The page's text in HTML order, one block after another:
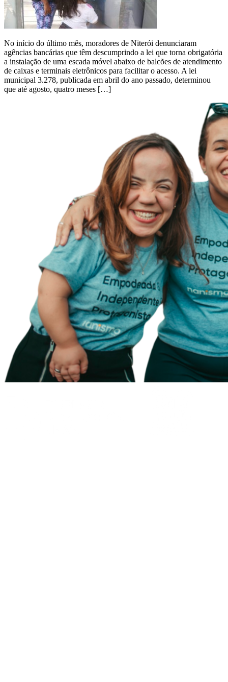
No início do último mês, moradores de Niterói denunciaram
agências bancárias que têm descumprindo a lei que torna obrigatória
a instalação de uma escada móvel abaixo de balcões de atendimento
de caixas e terminais eletrônicos para facilitar o acesso. A lei
municipal 3.278, publicada em abril do ano passado, determinou
que até agosto, quatro meses […]